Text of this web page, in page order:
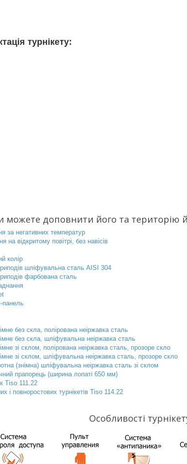
турнікету:
можете доповнити його та територію
за негативних температур
на відкритому повітрі, без навісів
колір
шліфувальна сталь AISI 304
фарбована сталь
панель
без скла, полірована неіржавка сталь
без скла, шліфувальна неіржавка сталь
зі склом, полірована неіржавка сталь, прозоре скло
зі склом, шліфувальна неіржавка сталь, прозоре скло
(знімна) шліфувальна неіржавка сталь зі склом
прапорець (ширина лопаті 650 мм)
Tiso 111.22
і повноростових турнікетів Tiso 114.22
Особливості